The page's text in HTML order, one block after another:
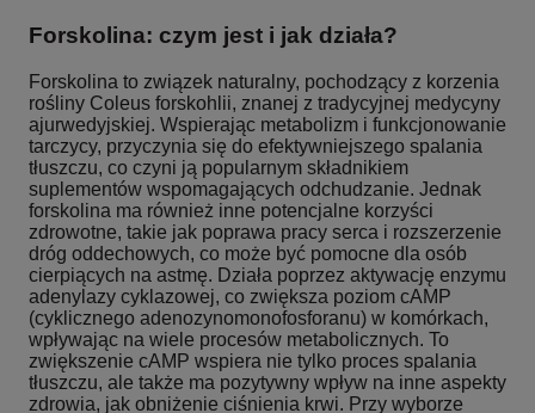
Forskolina: czym jest i jak działa?
Forskolina to związek naturalny, pochodzący z korzenia
rośliny Coleus forskohlii, znanej z tradycyjnej medycyny
ajurwedyjskiej. Wspierając metabolizm i funkcjonowanie
tarczycy, przyczynia się do efektywniejszego spalania
tłuszczu, co czyni ją popularnym składnikiem
suplementów wspomagających odchudzanie. Jednak
forskolina ma również inne potencjalne korzyści
zdrowotne, takie jak poprawa pracy serca i rozszerzenie
dróg oddechowych, co może być pomocne dla osób
cierpiących na astmę. Działa poprzez aktywację enzymu
adenylazy cyklazowej, co zwiększa poziom cAMP
(cyklicznego adenozynomonofosforanu) w komórkach,
wpływając na wiele procesów metabolicznych. To
zwiększenie cAMP wspiera nie tylko proces spalania
tłuszczu, ale także ma pozytywny wpływ na inne aspekty
zdrowia, jak obniżenie ciśnienia krwi. Przy wyborze